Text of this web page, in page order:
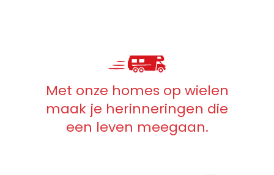
Met onze homes op wielen
maak je herinneringen die
een leven meegaan.